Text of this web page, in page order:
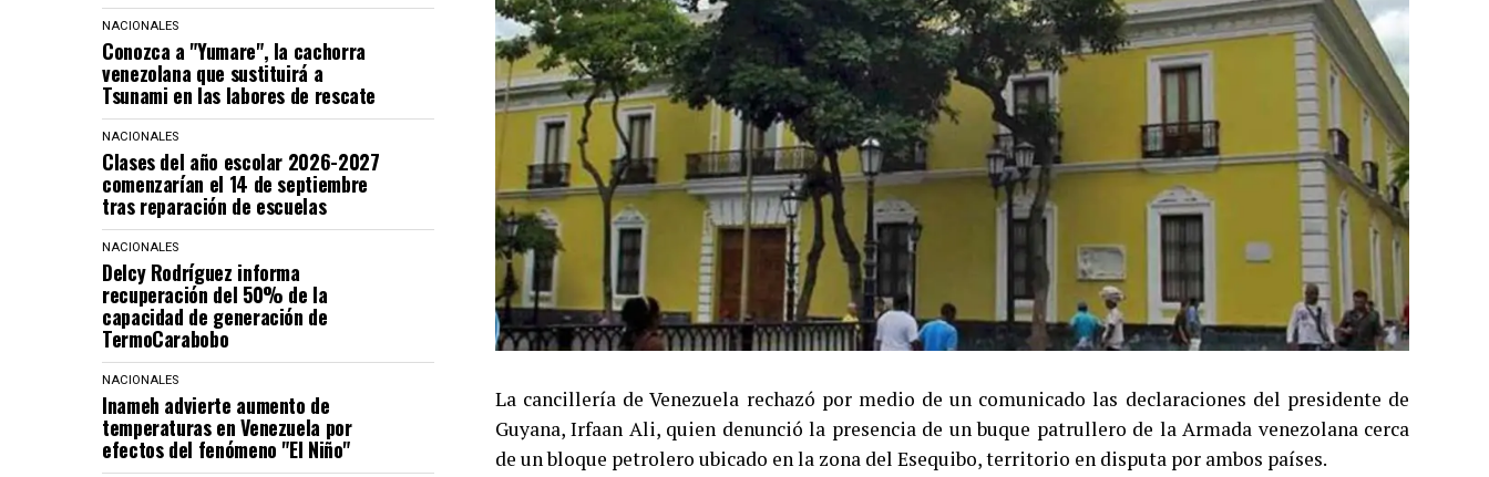
NACIONALES
Conozca a "Yumare", la cachorra
venezolana que sustituirá a
Tsunami en las labores de rescate
NACIONALES
Clases del año escolar 2026-2027
comenzarían el 14 de septiembre
tras reparación de escuelas
NACIONALES
Delcy Rodríguez informa
recuperación del 50% de la
capacidad de generación de
TermoCarabobo
NACIONALES
Inameh advierte aumento de
temperaturas en Venezuela por
efectos del fenómeno "El Niño"
La cancillería de Venezuela rechazó por medio de un comunicado las declaraciones del presidente de
Guyana, Irfaan Ali, quien denunció la presencia de un buque patrullero de la Armada venezolana cerca
de un bloque petrolero ubicado en la zona del Esequibo, territorio en disputa por ambos países.